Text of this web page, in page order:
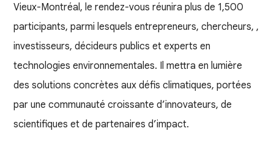
Vieux-Montréal, le rendez-vous réunira plus de 1,500
participants, parmi lesquels entrepreneurs, chercheurs, ,
investisseurs, décideurs publics et experts en
technologies environnementales. Il mettra en lumière
des solutions concrètes aux défis climatiques, portées
par une communauté croissante d’innovateurs, de
scientifiques et de partenaires d’impact.